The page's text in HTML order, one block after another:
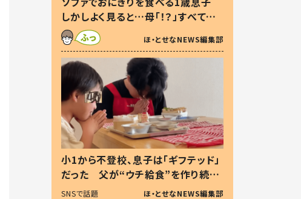
しかしよく見ると…母「！？」すべてを
察した母の投稿に「可愛いから許
す！」「現行犯〜」
ほ・とせなNEWS編集部
小1から不登校、息子は「ギフテッド」
だった 父が“ウチ給食”を作り続け
る理由とは #令和の親 #令和の子
SNSで話題 ほ・とせなNEWS編集部